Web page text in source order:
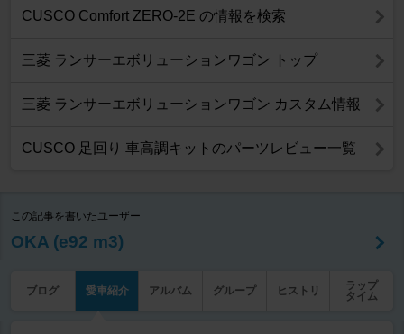
CUSCO Comfort ZERO-2E の情報を検索
三菱 ランサーエボリューションワゴン トップ
三菱 ランサーエボリューションワゴン カスタム情報
CUSCO 足回り 車高調キットのパーツレビュー一覧
この記事を書いたユーザー
OKA (e92 m3)
ブログ 愛車紹介 アルバム グループ ヒストリ
ラップ
タイム